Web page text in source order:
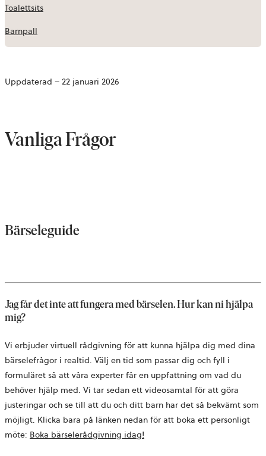
Toalettsits
Barnpall
Uppdaterad – 22 januari 2026
Vanliga Frågor
Bärseleguide
Jag får det inte att fungera med bärselen. Hur kan ni hjälpa
mig?
Vi erbjuder virtuell rådgivning för att kunna hjälpa dig med dina
bärselefrågor i realtid. Välj en tid som passar dig och fyll i
formuläret så att våra experter får en uppfattning om vad du
behöver hjälp med. Vi tar sedan ett videosamtal för att göra
justeringar och se till att du och ditt barn har det så bekvämt som
möjligt. Klicka bara på länken nedan för att boka ett personligt
möte: Boka bärselerådgivning idag!